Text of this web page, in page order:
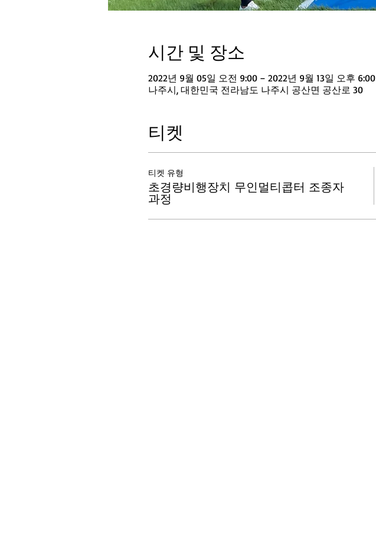
시간 및 장소
2022년 9월 05일 오전 9:00 – 2022년 9월 13일 오후 6:00
나주시, 대한민국 전라남도 나주시 공산면 공산로 30
티켓
티켓 유형
초경량비행장치 무인멀티콥터 조종자
과정